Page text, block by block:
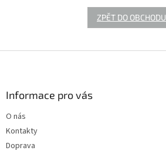
ZPĚT DO OBCHODU
Informace pro vás
O nás
Kontakty
Doprava